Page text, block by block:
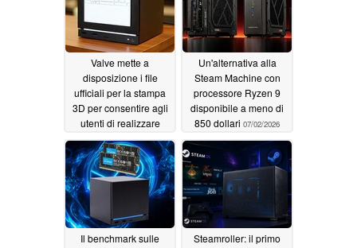
07/04/2026
Valve mette a
disposizione i file
ufficiali per la stampa
3D per consentire agli
utenti di realizzare
autonomamente il
pannello frontale in e-
ink della propria Steam
Machine07/03/2026
Un'alternativa alla
Steam Machine con
processore Ryzen 9
disponibile a meno di
850 dollari 07/02/2026
Il benchmark sulle
Steamroller: il primo